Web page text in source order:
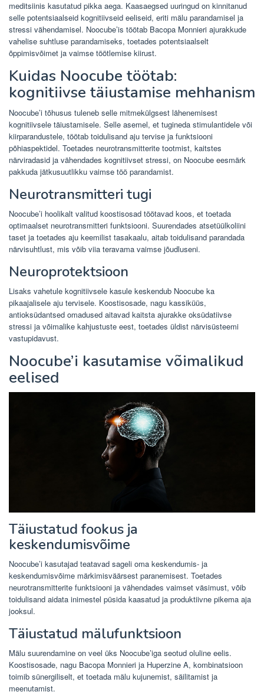
meditsiinis kasutatud pikka aega. Kaasaegsed uuringud on kinnitanud
selle potentsiaalseid kognitiivseid eeliseid, eriti mälu parandamisel ja
stressi vähendamisel. Noocube’is töötab Bacopa Monnieri ajurakkude
vahelise suhtluse parandamiseks, toetades potentsiaalselt
õppimisvõimet ja vaimse töötlemise kiirust.
Kuidas Noocube töötab:
kognitiivse täiustamise mehhanism
Noocube’i tõhusus tuleneb selle mitmekülgsest lähenemisest
kognitiivsele täiustamisele. Selle asemel, et tugineda stimulantidele või
kiirparandustele, töötab toidulisand aju tervise ja funktsiooni
põhiaspektidel. Toetades neurotransmitterite tootmist, kaitstes
närviradasid ja vähendades kognitiivset stressi, on Noocube eesmärk
pakkuda jätkusuutlikku vaimse töö parandamist.
Neurotransmitteri tugi
Noocube’i hoolikalt valitud koostisosad töötavad koos, et toetada
optimaalset neurotransmitteri funktsiooni. Suurendades atsetüülkoliini
taset ja toetades aju keemilist tasakaalu, aitab toidulisand parandada
närvisuhtlust, mis võib viia teravama vaimse jõudluseni.
Neuroprotektsioon
Lisaks vahetule kognitiivsele kasule keskendub Noocube ka
pikaajalisele aju tervisele. Koostisosade, nagu kassiküüs,
antioksüdantsed omadused aitavad kaitsta ajurakke oksüdatiivse
stressi ja võimalike kahjustuste eest, toetades üldist närvisüsteemi
vastupidavust.
Noocube’i kasutamise võimalikud
eelised
Täiustatud fookus ja
keskendumisvõime
Noocube’i kasutajad teatavad sageli oma keskendumis- ja
keskendumisvõime märkimisväärsest paranemisest. Toetades
neurotransmitterite funktsiooni ja vähendades vaimset väsimust, võib
toidulisand aidata inimestel püsida kaasatud ja produktiivne pikema aja
jooksul.
Täiustatud mälufunktsioon
Mälu suurendamine on veel üks Noocube’iga seotud oluline eelis.
Koostisosade, nagu Bacopa Monnieri ja Huperzine A, kombinatsioon
toimib sünergiliselt, et toetada mälu kujunemist, säilitamist ja
meenutamist.